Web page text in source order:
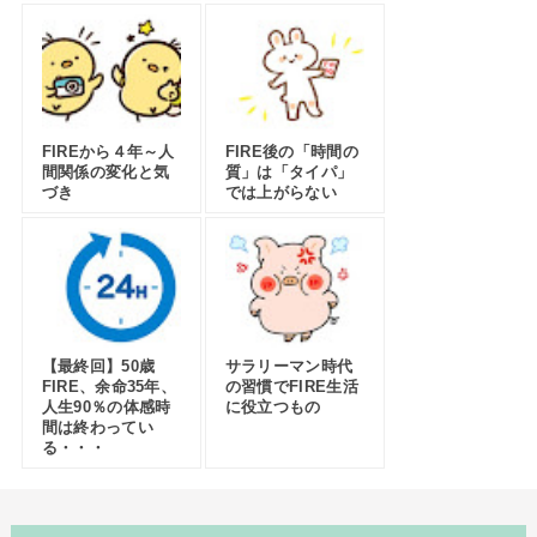
FIREから４年～人
間関係の変化と気
づき
FIRE後の「時間の
質」は「タイパ」
では上がらない
【最終回】50歳
FIRE、余命35年、
人生90％の体感時
間は終わってい
る・・・
サラリーマン時代
の習慣でFIRE生活
に役立つもの